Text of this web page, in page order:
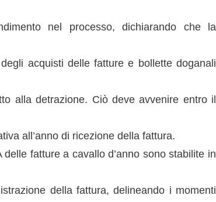
nel processo, dichiarando che la
acquisti delle fatture e bollette doganali
alla detrazione. Ciò deve avvenire entro il
all’anno di ricezione della fattura.
fatture a cavallo d’anno sono stabilite in
della fattura, delineando i momenti